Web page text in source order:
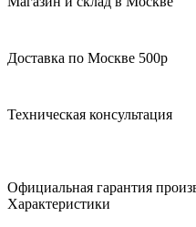
Доставка по Москве 500р
Техническая консультация
Официальная гарантия
Характеристики